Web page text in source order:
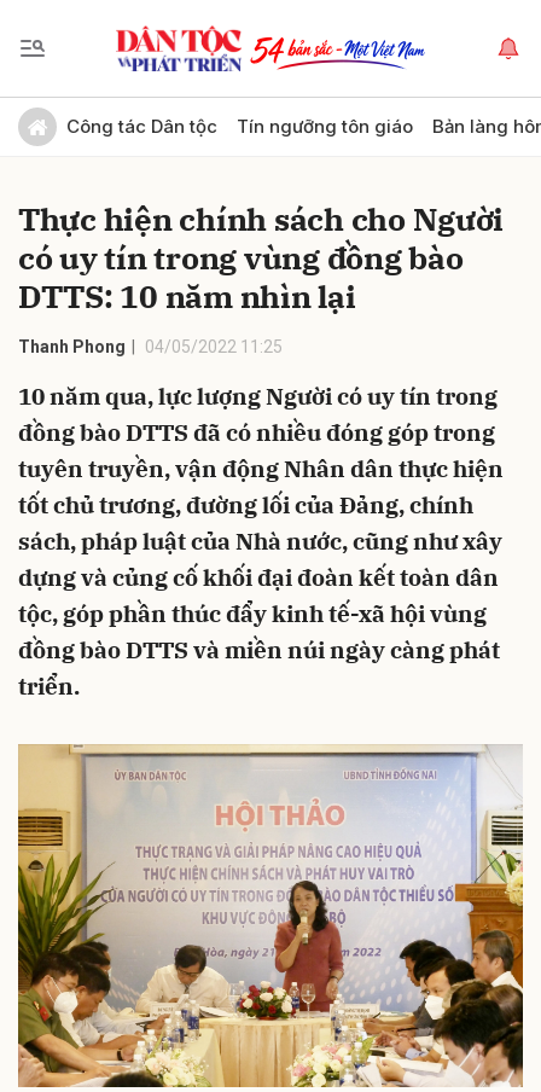
Công tác Dân tộc Tín ngưỡng tôn giáo Bản làng
Thực hiện chính sách cho Người
có uy tín trong vùng đồng bào
DTTS: 10 năm nhìn lại
Thanh Phong 04/05/2022 11:25
10 năm qua, lực lượng Người có uy tín trong
đồng bào DTTS đã có nhiều đóng góp trong
tuyên truyền, vận động Nhân dân thực hiện
tốt chủ trương, đường lối của Đảng, chính
sách, pháp luật của Nhà nước, cũng như xây
dựng và củng cố khối đại đoàn kết toàn dân
tộc, góp phần thúc đẩy kinh tế-xã hội vùng
đồng bào DTTS và miền núi ngày càng phát
triển.
Gửi bình luận